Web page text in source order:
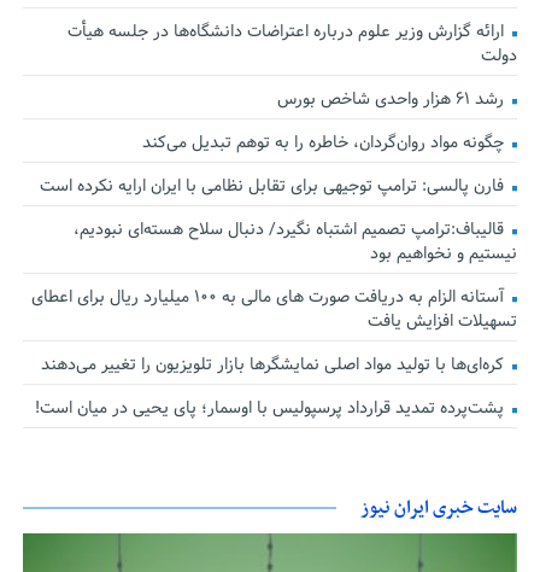
ارائه گزارش وزیر علوم درباره اعتراضات دانشگاه‌ها در جلسه هیأت
دولت
رشد ۶۱ هزار واحدی شاخص بورس
چگونه مواد روان‌گردان، خاطره را به توهم تبدیل می‌کند
فارن پالسی: ترامپ توجیهی برای تقابل نظامی با ایران ارایه نکرده است
قالیباف:ترامپ تصمیم اشتباه نگیرد/ دنبال سلاح هسته‌ای نبودیم،
نیستیم و نخواهیم بود
آستانه الزام به دریافت صورت های مالی به ۱۰۰ میلیارد ریال برای اعطای
تسهیلات افزایش یافت
کره‌ای‌ها با تولید مواد اصلی نمایشگرها بازار تلویزیون را تغییر می‌دهند
پشت‌پرده تمدید قرارداد پرسپولیس با اوسمار؛ پای یحیی در میان است!
سایت خبری ایران نیوز